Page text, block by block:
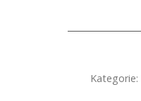
Kategorie: